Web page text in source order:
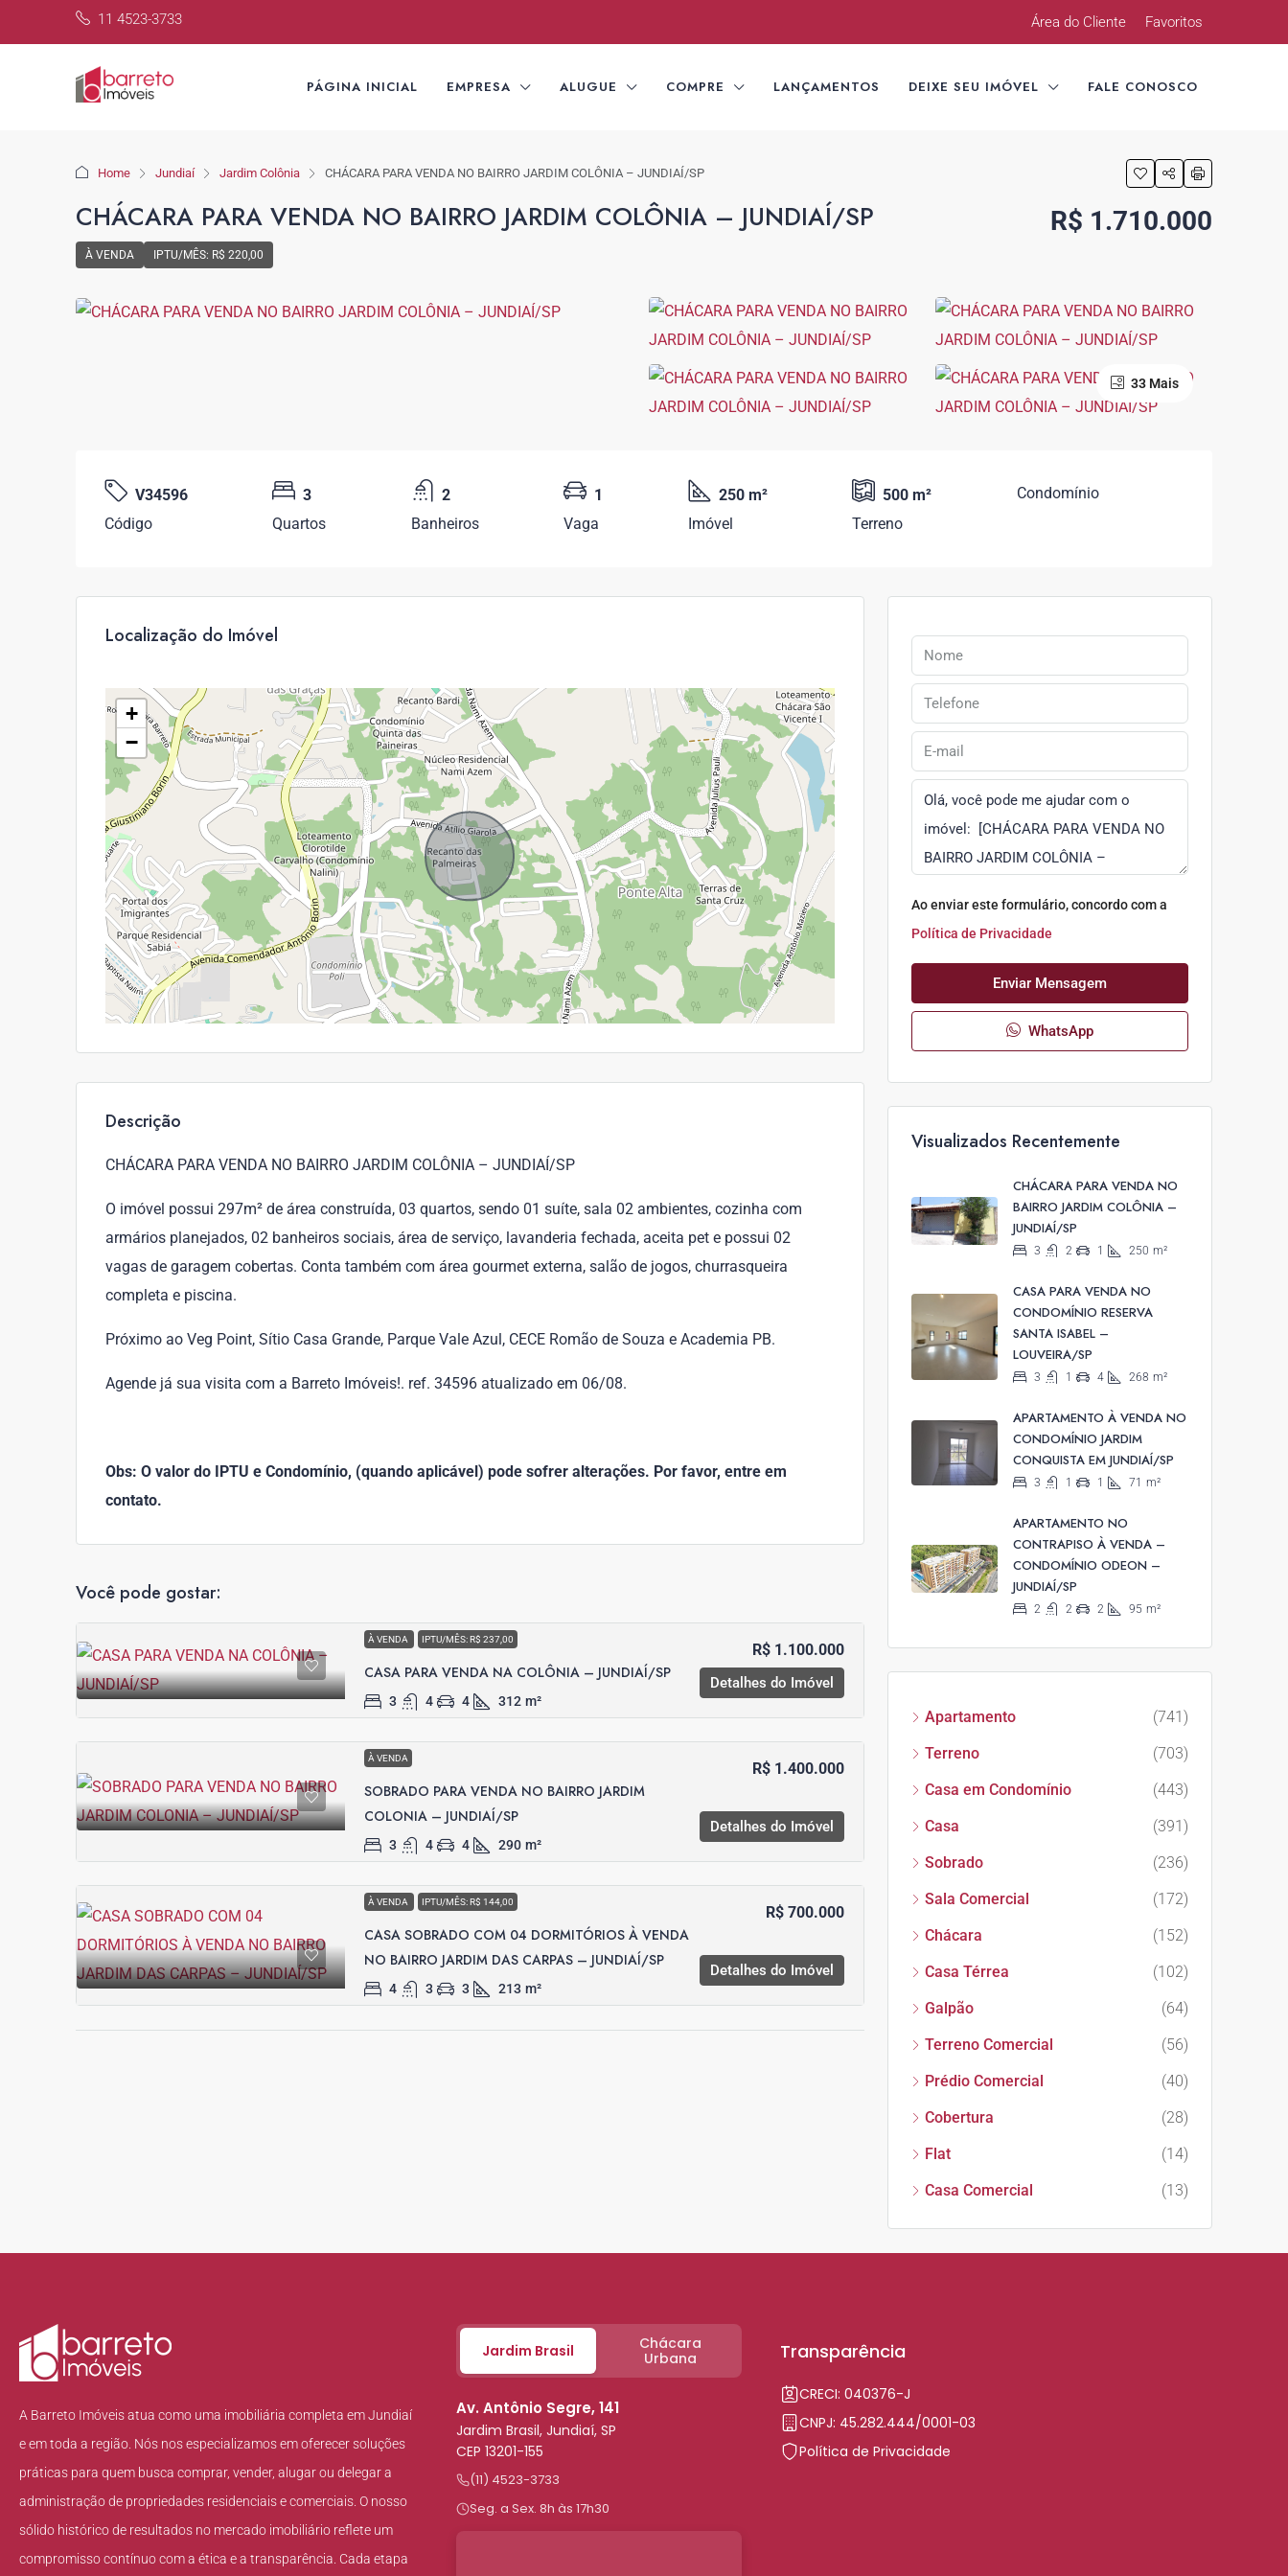
11 4523-3733 Área do Cliente Favoritos
PÁGINA INICIAL EMPRESA ALUGUE COMPRE LANÇAMENTOS DEIXE SEU IMÓVEL FALE CONOSCO
Home Jundiaí Jardim Colônia CHÁCARA PARA VENDA NO BAIRRO JARDIM COLÔNIA – JUNDIAÍ/SP
CHÁCARA PARA VENDA NO BAIRRO JARDIM COLÔNIA – JUNDIAÍ/SP
À VENDA IPTU/MÊS: R$ 220,00
R$ 1.710.000
33 Mais
V34596
Código
3
Quartos
2
Banheiros
1
Vaga
250 m²
Imóvel
500 m²
Terreno
Condomínio
Localização do Imóvel
+
−
Descrição
CHÁCARA PARA VENDA NO BAIRRO JARDIM COLÔNIA – JUNDIAÍ/SP
O imóvel possui 297m² de área construída, 03 quartos, sendo 01 suíte, sala 02 ambientes, cozinha com
armários planejados, 02 banheiros sociais, área de serviço, lavanderia fechada, aceita pet e possui 02
vagas de garagem cobertas. Conta também com área gourmet externa, salão de jogos, churrasqueira
completa e piscina.
Próximo ao Veg Point, Sítio Casa Grande, Parque Vale Azul, CECE Romão de Souza e Academia PB.
Agende já sua visita com a Barreto Imóveis!. ref. 34596 atualizado em 06/08.
Obs: O valor do IPTU e Condomínio, (quando aplicável) pode sofrer alterações. Por favor, entre em
contato.
Você pode gostar:
À VENDA IPTU/MÊS: R$ 237,00
CASA PARA VENDA NA COLÔNIA – JUNDIAÍ/SP
R$ 1.100.000
3 4 4 312 m²
Detalhes do Imóvel
À VENDA
SOBRADO PARA VENDA NO BAIRRO JARDIM
COLONIA – JUNDIAÍ/SP
R$ 1.400.000
3 4 4 290 m²
Detalhes do Imóvel
À VENDA IPTU/MÊS: R$ 144,00
CASA SOBRADO COM 04 DORMITÓRIOS À VENDA
NO BAIRRO JARDIM DAS CARPAS – JUNDIAÍ/SP
R$ 700.000
4 3 3 213 m²
Detalhes do Imóvel
Ao enviar este formulário, concordo com a
Política de Privacidade
Enviar Mensagem
WhatsApp
Visualizados Recentemente
CHÁCARA PARA VENDA NO
BAIRRO JARDIM COLÔNIA –
JUNDIAÍ/SP
3 2 1 250 m²
CASA PARA VENDA NO
CONDOMÍNIO RESERVA
SANTA ISABEL –
LOUVEIRA/SP
3 1 4 268 m²
APARTAMENTO À VENDA NO
CONDOMÍNIO JARDIM
CONQUISTA EM JUNDIAÍ/SP
3 1 1 71 m²
APARTAMENTO NO
CONTRAPISO À VENDA –
CONDOMÍNIO ODEON –
JUNDIAÍ/SP
2 2 2 95 m²
Apartamento
(741)
Terreno
(703)
Casa em Condomínio
(443)
Casa
(391)
Sobrado
(236)
Sala Comercial
(172)
Chácara
(152)
Casa Térrea
(102)
Galpão
(64)
Terreno Comercial
(56)
Prédio Comercial
(40)
Cobertura
(28)
Flat
(14)
Casa Comercial
(13)
A Barreto Imóveis atua como uma imobiliária completa em Jundiaí
e em toda a região. Nós nos especializamos em oferecer soluções
práticas para quem busca comprar, vender, alugar ou delegar a
administração de propriedades residenciais e comerciais. O nosso
sólido histórico de resultados no mercado imobiliário reflete um
compromisso contínuo com a ética e a transparência. Cada etapa
Jardim Brasil
Chácara
Urbana
Av. Antônio Segre, 141
Jardim Brasil, Jundiaí, SP
CEP 13201-155
(11) 4523-3733
Seg. a Sex. 8h às 17h30
Transparência
CRECI: 040376-J
CNPJ: 45.282.444/0001-03
Política de Privacidade